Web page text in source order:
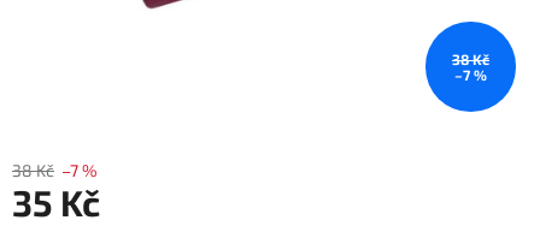
38 Kč
–7 %
38 Kč –7 %
35 Kč